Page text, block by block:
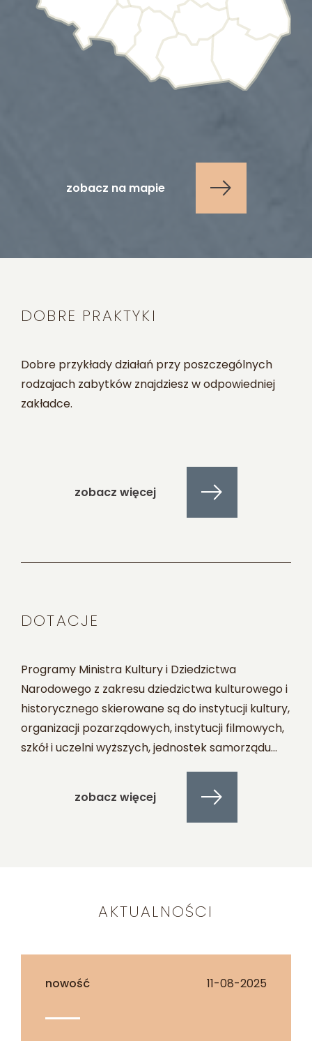
zobacz na mapie
DOBRE PRAKTYKI
Dobre przykłady działań przy poszczególnych
rodzajach zabytków znajdziesz w odpowiedniej
zakładce.
zobacz więcej
DOTACJE
Programy Ministra Kultury i Dziedzictwa
Narodowego z zakresu dziedzictwa kulturowego i
historycznego skierowane są do instytucji kultury,
organizacji pozarządowych, instytucji filmowych,
szkół i uczelni wyższych, jednostek samorządu
kościołów i związków wyznaniowych oraz ich
osób prawnych.
zobacz więcej
AKTUALNOŚCI
nowość 11-08-2025